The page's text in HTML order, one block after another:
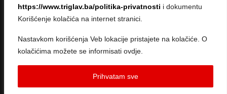
https://www.triglav.ba/politika-privatnosti i dokumentu
Korišćenje kolačića na internet stranici.
Nastavkom korišćenja Veb lokacije pristajete na kolačiće. O
kolačićima možete se informisati ovdje.
Prihvatam sve
Slobodno vrijeme
Copyright © 2026 · Created bySve ce biti u redu